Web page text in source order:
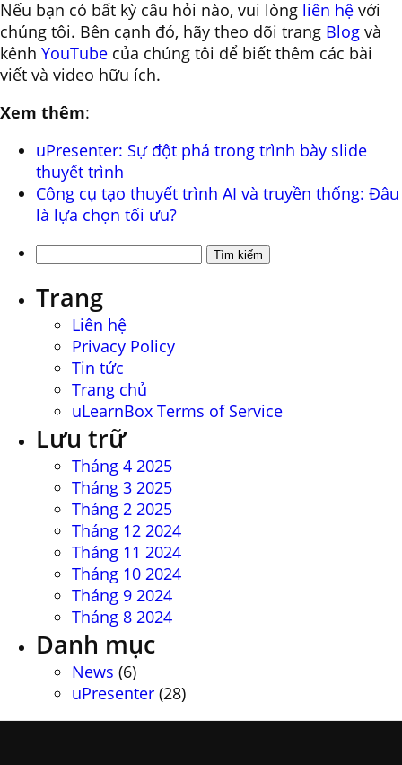
Nếu bạn có bất kỳ câu hỏi nào, vui lòng liên hệ với
chúng tôi. Bên cạnh đó, hãy theo dõi trang Blog và
kênh YouTube của chúng tôi để biết thêm các bài
viết và video hữu ích.
Xem thêm:
uPresenter: Sự đột phá trong trình bày slide
thuyết trình
Công cụ tạo thuyết trình AI và truyền thống: Đâu
là lựa chọn tối ưu?
Tìm
cho:
Trang
Liên hệ
Privacy Policy
Tin tức
Trang chủ
uLearnBox Terms of Service
Lưu trữ
Tháng 4 2025
Tháng 3 2025
Tháng 2 2025
Tháng 12 2024
Tháng 11 2024
Tháng 10 2024
Tháng 9 2024
Tháng 8 2024
Danh mục
News (6)
uPresenter (28)